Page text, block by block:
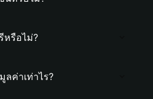
หรือไม่?
ลค่าเท่าไร?